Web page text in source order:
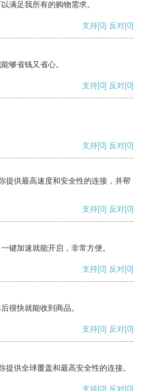
满足我所有的购物需求。
支持[0] 反对[0]
够省钱又省心。
支持[0] 反对[0]
支持[0] 反对[0]
提供最高速度和安全性的连接，并帮
支持[0] 反对[0]
键加速就能开启，非常方便。
支持[0] 反对[0]
很快就能收到商品。
支持[0] 反对[0]
供全球覆盖和最高安全性的连接。
支持[0] 反对[0]